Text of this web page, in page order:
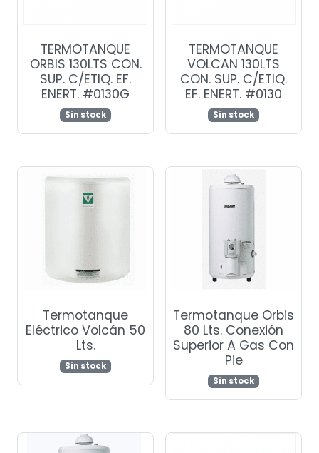
TERMOTANQUE
ORBIS 130LTS CON.
SUP. C/ETIQ. EF.
ENERT. #0130G
Sin stock
TERMOTANQUE
VOLCAN 130LTS
CON. SUP. C/ETIQ.
EF. ENERT. #0130
Sin stock
Termotanque
Eléctrico Volcán 50
Lts.
Sin stock
Termotanque Orbis
80 Lts. Conexión
Superior A Gas Con
Pie
Sin stock